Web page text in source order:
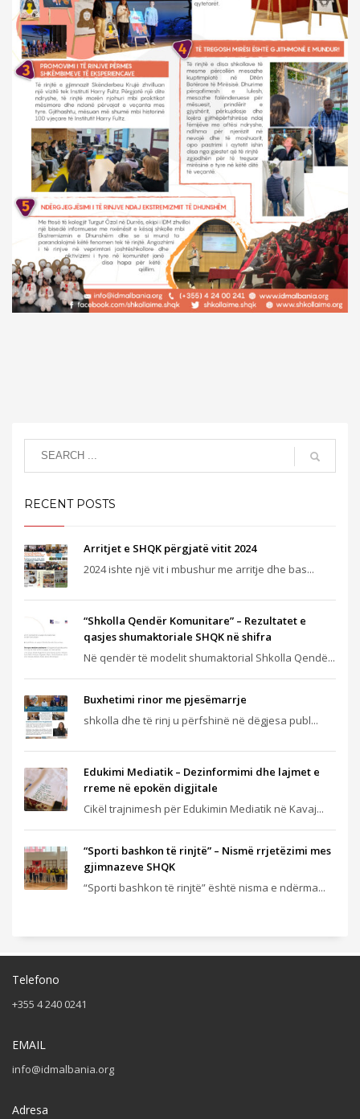
RECENT POSTS
Arritjet e SHQK përgjatë vitit 2024
2024 ishte një vit i mbushur me arritje dhe bas...
“Shkolla Qendër Komunitare” – Rezultatet e
qasjes shumaktoriale SHQK në shifra
Në qendër të modelit shumaktorial Shkolla Qendë...
Buxhetimi rinor me pjesëmarrje
shkolla dhe të rinj u përfshinë në dëgjesa publ...
Edukimi Mediatik – Dezinformimi dhe lajmet e
rreme në epokën digjitale
Cikël trajnimesh për Edukimin Mediatik në Kavaj...
“Sporti bashkon të rinjtë” – Nismë rrjetëzimi mes
gjimnazeve SHQK
“Sporti bashkon të rinjtë” është nisma e ndërma...
Telefono
+355 4 240 0241
EMAIL
info@idmalbania.org
Adresa